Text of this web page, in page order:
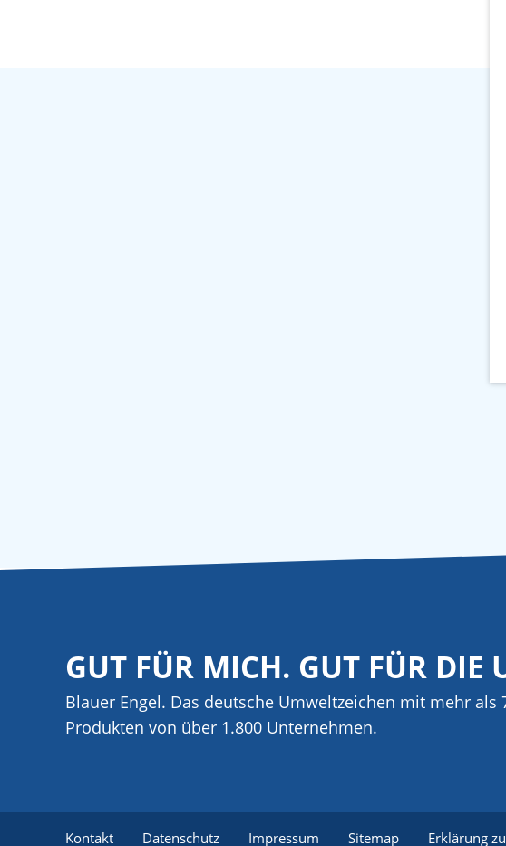
GUT FÜR MICH. GUT FÜR DIE
Blauer Engel. Das deutsche Umweltzeichen mit mehr als
Produkten von über 1.800 Unternehmen.
Kontakt Datenschutz Impressum Sitemap Erklärung